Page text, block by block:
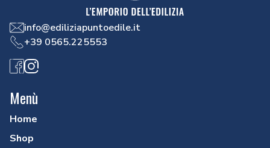
info@ediliziapuntoedile.it
+39 0565.225553
Facebook
Instagram
Menù
Home
Shop